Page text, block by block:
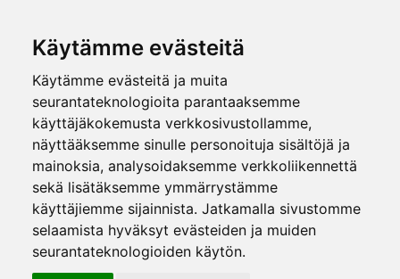
Käytämme evästeitä
Käytämme evästeitä ja muita
seurantateknologioita parantaaksemme
käyttäjäkokemusta verkkosivustollamme,
näyttääksemme sinulle personoituja sisältöjä ja
mainoksia, analysoidaksemme verkkoliikennettä
sekä lisätäksemme ymmärrystämme
käyttäjiemme sijainnista. Jatkamalla sivustomme
selaamista hyväksyt evästeiden ja muiden
seurantateknologioiden käytön.